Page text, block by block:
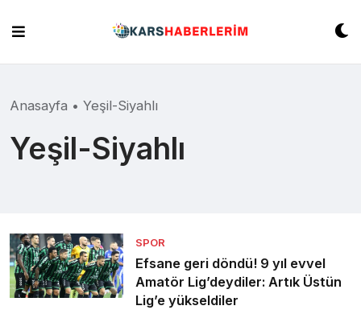
content
Anasayfa • Yeşil-Siyahlı
Yeşil-Siyahlı
SPOR
Efsane geri döndü! 9 yıl evvel
Amatör Lig’deydiler: Artık Üstün
Lig’e yükseldiler